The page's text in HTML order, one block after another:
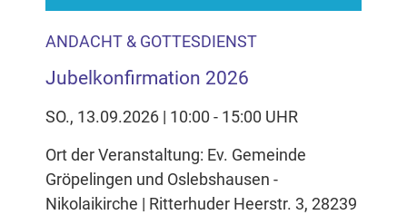
ANDACHT & GOTTESDIENST
Jubelkonfirmation 2026
SO., 13.09.2026 | 10:00 - 15:00 UHR
Ort der Veranstaltung: Ev. Gemeinde
Gröpelingen und Oslebshausen -
Nikolaikirche | Ritterhuder Heerstr. 3, 28239